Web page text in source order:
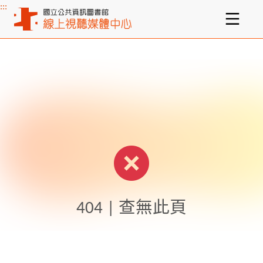
主要內容區塊
:::
404 | 查無此頁